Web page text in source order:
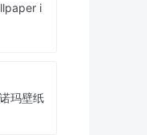
i
玛壁纸